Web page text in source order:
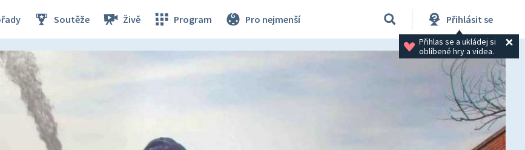
Soutěže Živě Program Pro nejmenší Přihlásit se
Přihlas se a ukládej si
oblíbené hry a videa.